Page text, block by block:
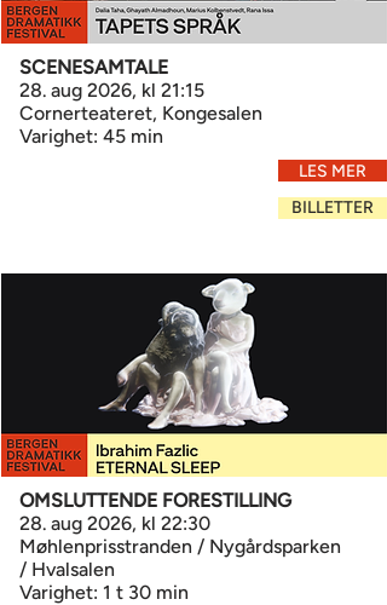
SCENESAMTALE
28. aug 2026, kl 21:15
Cornerteateret, Kongesalen
Varighet: 45 min
LES MER
BILLETTER
OMSLUTTENDE FORESTILLING
28. aug 2026, kl 22:30
Møhlenprisstranden / Nygårdsparken
/ Hvalsalen
Varighet: 1 t 30 min